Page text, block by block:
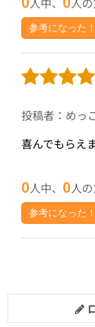
参考になった！
投稿者：めっ
喜んでもらえ
0人中、0人
参考になった！